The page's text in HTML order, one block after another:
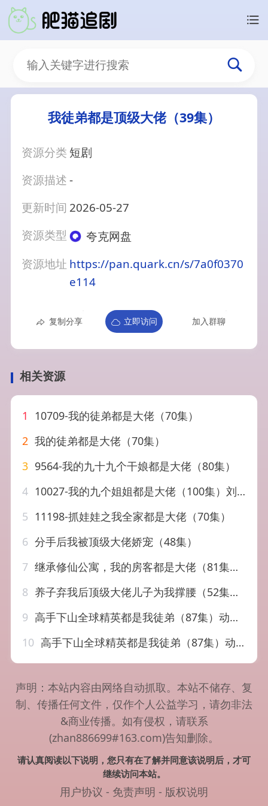
我徒弟都是顶级大佬（39集）
资源分类 短剧
资源描述-
更新时间 2026-05-27
资源类型
夸克网盘
资源地址 https://pan.quark.cn/s/7a0f0370
e114
复制分享 立即访问 加入群聊
相关资源
1
10709-我的徒弟都是大佬（70集）
2 我的徒弟都是大佬（70集）
3 9564-我的九十九个干娘都是大佬（80集）
4 10027-我的九个姐姐都是大佬（100集）刘硕峰
5 11198-抓娃娃之我全家都是大佬（70集）
6 分手后我被顶级大佬娇宠（48集）
7 继承修仙公寓，我的房客都是大佬（81集）杨林涛（杨桃）&李源
8 养子弃我后顶级大佬儿子为我撑腰（52集）邵之鹏&千婵
9 高手下山全球精英都是我徒弟（87集）动漫短剧
10 高手下山全球精英都是我徒弟（87集）动漫短剧
声明：本站内容由网络自动抓取。本站不储存、复
制、传播任何文件，仅作个人公益学习，请勿非法
&商业传播。如有侵权，请联系
(zhan886699#163.com)告知删除。
请认真阅读以下说明，您只有在了解并同意该说明后，才可
继续访问本站。
用户协议 - 免责声明 - 版权说明